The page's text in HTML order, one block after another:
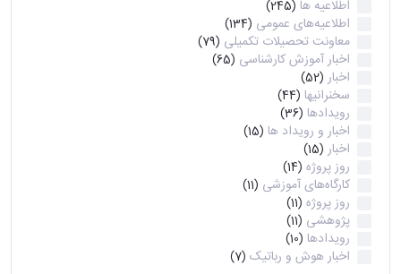
اطلاعیه ها (245)
اطلاعیه‌های عمومی (134)
معاونت تحصیلات تکمیلی (79)
اخبار آموزش کارشناسی (65)
اخبار (52)
سخنرانیها (44)
رویدادها (36)
اخبار و رویداد ها (15)
اخبار (15)
روز پروژه (14)
کارگاه‌های آموزشی (11)
روز پروژه (11)
پژوهشی (11)
رویدادها (10)
اخبار هوش و رباتیک (7)